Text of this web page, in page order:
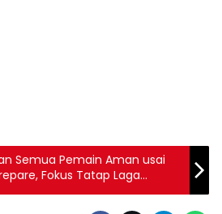
Semua Pemain Aman usai
Fokus Tatap Laga